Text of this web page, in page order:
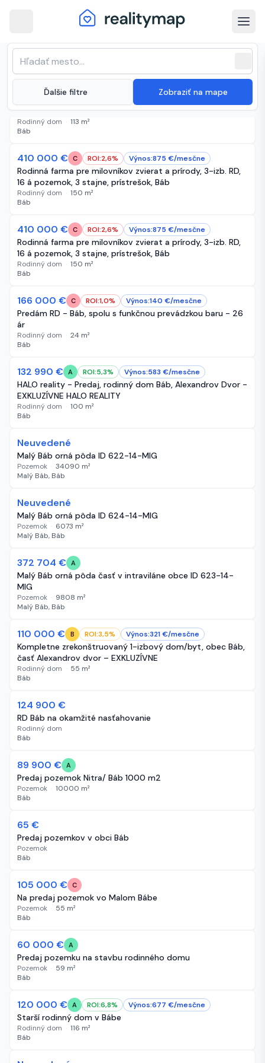
Ďalšie filtre Zobraziť na mape
Báb · Najnovšie nehnuteľnosti na
predaj
(33 inzerátov)
Zoradenie zoznamu
124 900 €
Výhradne u nás! RD Báb k okamžitému nasťahovaniu!
Rodinný dom · 113 m²
Báb
31 dní
410 000 € C ROI:2,6% Výnos:875 €/mesčne
Rodinná farma pre milovníkov zvierat a prírody, 3-izb. RD,
16 á pozemok, 3 stajne, prístrešok, Báb
Rodinný dom · 150 m²
Báb
31 dní
410 000 € C ROI:2,6% Výnos:875 €/mesčne
Rodinná farma pre milovníkov zvierat a prírody, 3-izb. RD,
16 á pozemok, 3 stajne, prístrešok, Báb
Rodinný dom · 150 m²
Báb
34 dní
166 000 € C ROI:1,0% Výnos:140 €/mesčne
Predám RD - Báb, spolu s funkčnou prevádzkou baru - 26
ár
Rodinný dom · 24 m²
Báb
43 dní
132 990 € A ROI:5,3% Výnos:583 €/mesčne
HALO reality - Predaj, rodinný dom Báb, Alexandrov Dvor -
EXKLUZÍVNE HALO REALITY
Rodinný dom · 100 m²
Báb
44 dní
Neuvedené
Malý Báb orná pôda ID 622-14-MIG
Pozemok · 34090 m²
Malý Báb, Báb
44 dní
Neuvedené
Malý Báb orná pôda ID 624-14-MIG
Pozemok · 6073 m²
Malý Báb, Báb
44 dní
372 704 € A
Malý Báb orná pôda časť v intraviláne obce ID 623-14-
MIG
Pozemok · 9808 m²
Malý Báb, Báb
45 dní
110 000 € B ROI:3,5% Výnos:321€/mesčne
Kompletne zrekonštruovaný 1-izbový dom/byt, obec Báb,
časť Alexandrov dvor – EXKLUZÍVNE
Rodinný dom · 55 m²
Báb
51 dní
-14 100 €
124 900 €
RD Báb na okamžité nasťahovanie
Rodinný dom
Báb
56 dní
89 900 € A
Predaj pozemok Nitra/ Báb 1000 m2
Pozemok · 10000 m²
Báb
56 dní
65 €
Predaj pozemkov v obci Báb
Pozemok
Báb
59 dní
105 000 € C
Na predaj pozemok vo Malom Bábe
Pozemok · 55 m²
Báb
59 dní
60 000 € A
Predaj pozemku na stavbu rodinného domu
Pozemok · 59 m²
Báb
66 dní
120 000 € A ROI:6,8% Výnos:677 €/mesčne
Starší rodinný dom v Bábe
Rodinný dom · 116 m²
Báb
-5 100 €